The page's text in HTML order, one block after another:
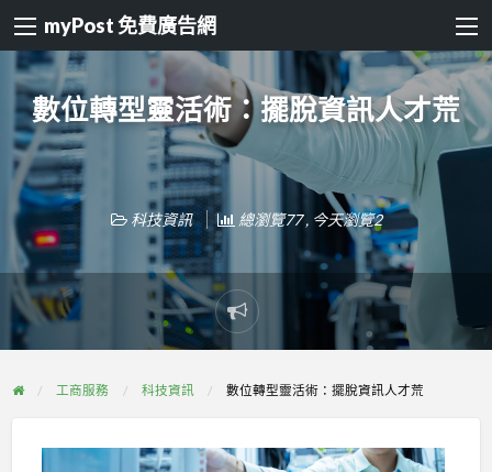
myPost 免費廣告網
數位轉型靈活術：擺脫資訊人才荒
科技資訊 總瀏覽77 , 今天瀏覽2
Report
problem
工商服務 科技資訊 數位轉型靈活術：擺脫資訊人才荒